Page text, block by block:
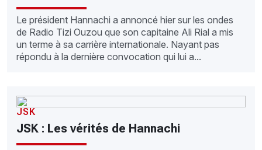
Le président Hannachi a annoncé hier sur les ondes
de Radio Tizi Ouzou que son capitaine Ali Rial a mis
un terme à sa carrière internationale. Nayant pas
répondu à la dernière convocation qui lui a...
JSK
JSK : Les vérités de Hannachi